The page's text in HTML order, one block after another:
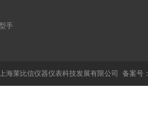
手
海莱比信仪器仪表科技发展有限公司 备案号